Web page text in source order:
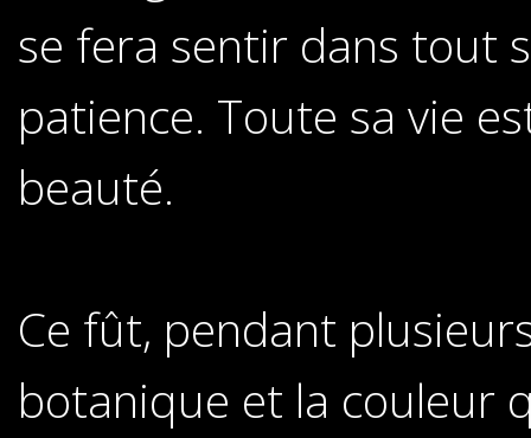
se fera sentir dans tout
patience. Toute sa vie
beauté.
Ce fût, pendant
botanique et la couleur